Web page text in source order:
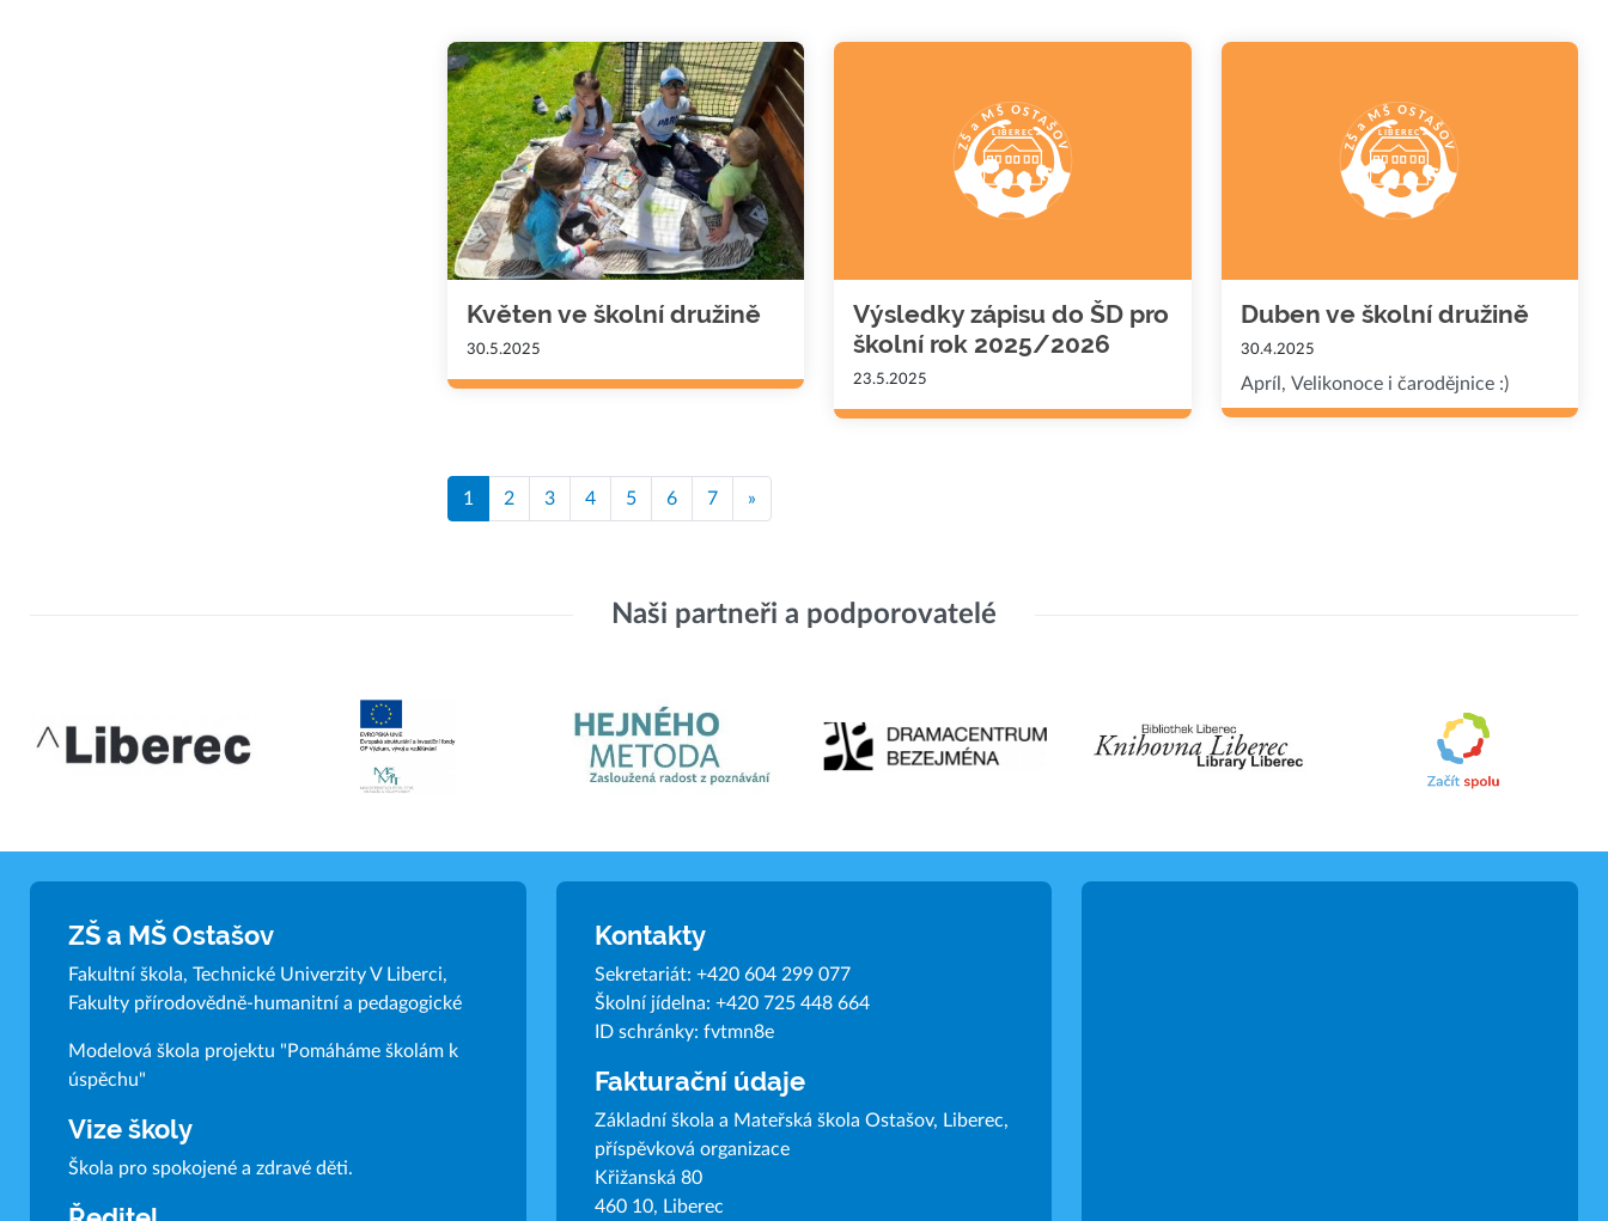
Květen ve školní družině
30.5.2025
Výsledky zápisu do ŠD pro
školní rok 2025/2026
23.5.2025
Duben ve školní družině
30.4.2025
Apríl, Velikonoce i čarodějnice :)
1 2 3 4 5 6 7 »
Naši partneři a podporovatelé
ZŠ a MŠ Ostašov
Fakultní škola, Technické Univerzity V Liberci,
Fakulty přírodovědně-humanitní a pedagogické
Modelová škola projektu "Pomáháme školám k
úspěchu"
Vize školy
Škola pro spokojené a zdravé děti.
Kontakty
Sekretariát: +420 604 299 077
Školní jídelna: +420 725 448 664
ID schránky: fvtmn8e
Fakturační údaje
Základní škola a Mateřská škola Ostašov, Liberec,
příspěvková organizace
Křižanská 80
460 10, Liberec